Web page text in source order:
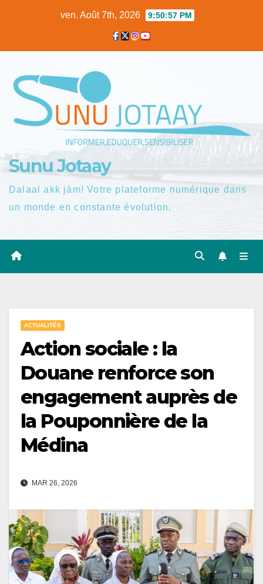
ven. Août 7th, 2026 9:50:58 PM
Sunu Jotaay
Dalaal akk jàm! Votre plateforme numérique dans
un monde en constante évolution.
ACTUALITÉS
Action sociale : la
Douane renforce son
engagement auprès de
la Pouponnière de la
Médina
MAR 26, 2026